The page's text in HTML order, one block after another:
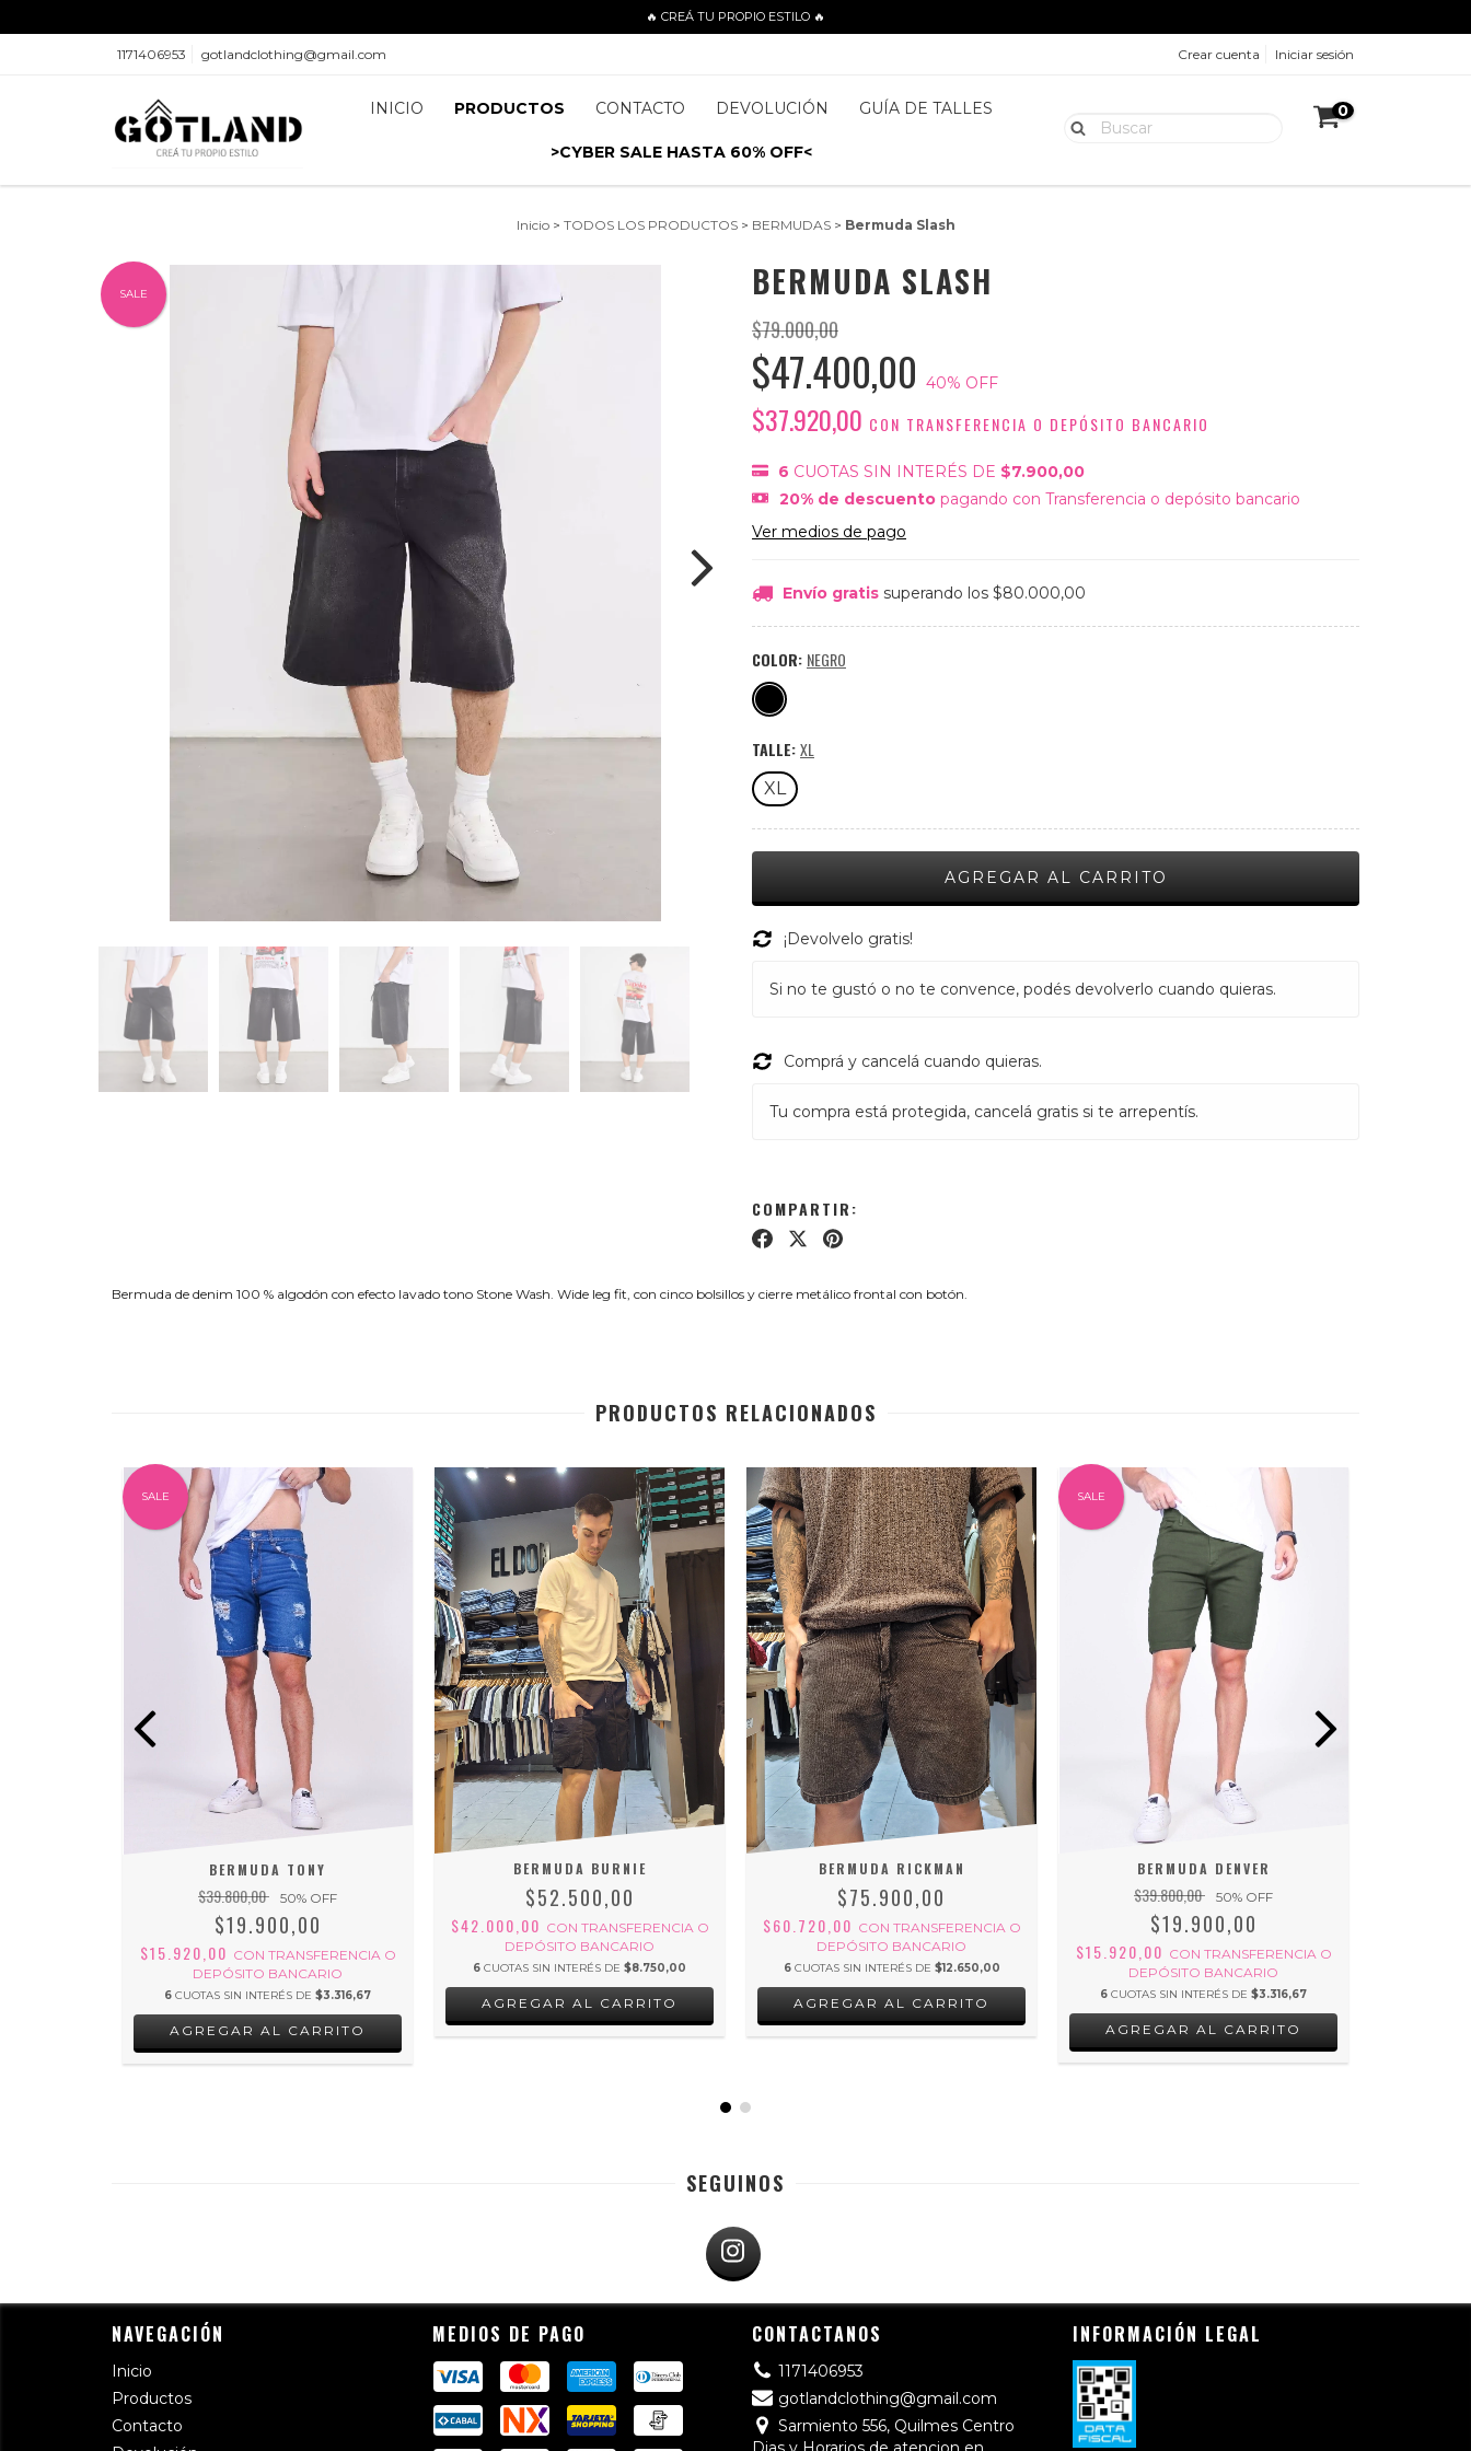
🔥 CREÁ TU PROPIO ESTILO 🔥
1171406953 gotlandclothing@gmail.com Crear cuenta Iniciar sesión
INICIO PRODUCTOS CONTACTO DEVOLUCIÓN GUÍA DE TALLES
>CYBER SALE HASTA 60% OFF<
0
Inicio > TODOS LOS PRODUCTOS > BERMUDAS > Bermuda Slash
SALE BERMUDA SLASH
$79.000,00
$47.400,00 40% OFF
$37.920,00 CON TRANSFERENCIA O DEPÓSITO BANCARIO
6 CUOTAS SIN INTERÉS DE $7.900,00
20% de descuento pagando con Transferencia o depósito bancario
Ver medios de pago
Envío gratis superando los $80.000,00
COLOR: NEGRO
TALLE:XL
XL
¡Devolvelo gratis!
Si no te gustó o no te convence, podés devolverlo cuando quieras.
Comprá y cancelá cuando quieras.
Tu compra está protegida, cancelá gratis si te arrepentís.
COMPARTIR:
Bermuda de denim 100 % algodón con efecto lavado tono Stone Wash. Wide leg fit, con cinco bolsillos y cierre metálico frontal con botón.
PRODUCTOS RELACIONADOS
SALE
BERMUDA TONY
$39.800,00 50% OFF
$19.900,00
$15.920,00 CON TRANSFERENCIA O
DEPÓSITO BANCARIO
6 CUOTAS SIN INTERÉS DE $3.316,67
AGREGAR AL CARRITO
BERMUDA BURNIE
$52.500,00
$42.000,00 CON TRANSFERENCIA O
DEPÓSITO BANCARIO
6 CUOTAS SIN INTERÉS DE $8.750,00
AGREGAR AL CARRITO
BERMUDA RICKMAN
$75.900,00
$60.720,00 CON TRANSFERENCIA O
DEPÓSITO BANCARIO
6 CUOTAS SIN INTERÉS DE $12.650,00
AGREGAR AL CARRITO
SALE
BERMUDA DENVER
$39.800,00 50% OFF
$19.900,00
$15.920,00 CON TRANSFERENCIA O
DEPÓSITO BANCARIO
6 CUOTAS SIN INTERÉS DE $3.316,67
AGREGAR AL CARRITO
SEGUINOS
NAVEGACIÓN
Inicio
Productos
Contacto
MEDIOS DE PAGO CONTACTANOS
1171406953
gotlandclothing@gmail.com
Sarmiento 556, Quilmes Centro
INFORMACIÓN LEGAL